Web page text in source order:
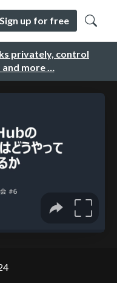
privately, control
and more …
Sign up for free